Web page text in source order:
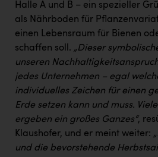
Halle A und B – ein spezieller
als Nährboden für
einen Lebensraum für Bienen
schaffen soll. „Dieser
unseren
jedes Unternehmen – egal
individuelles Zeichen für einen
Erde setzen kann und muss.
ergeben ein großes Ganzes“,
Klaushofer, und er meint weiter:
und die bevorstehende